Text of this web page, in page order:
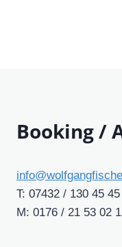
Booking /
T: 07432 / 130 45 45
M: 0176 / 21 53 02